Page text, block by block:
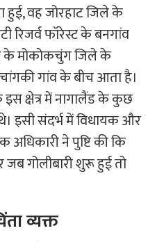
हुई, वह जोरहाट जिले के
रिजर्व फॉरेस्ट के बनगांव
के मोकोकचुंग जिले के
गांव के बीच आता है।
क्षेत्र में नागालैंड के कुछ
इसी संदर्भ में विधायक और
अधिकारी ने पुष्टि की कि
गोलीबारी शुरू हुई तो
व्यक्त